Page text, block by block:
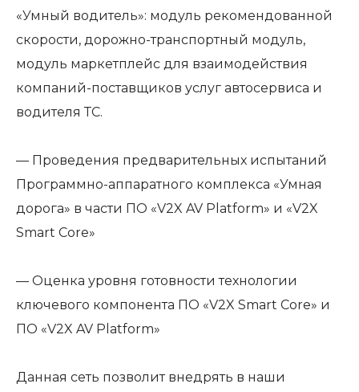
«Умный водитель»: модуль рекомендованной
скорости, дорожно-транспортный модуль,
модуль маркетплейс для взаимодействия
компаний-поставщиков услуг автосервиса и
водителя ТС.
— Проведения предварительных испытаний
Программно-аппаратного комплекса «Умная
дорога» в части ПО «V2X AV Platform» и «V2X
Smart Core»
— Оценка уровня готовности технологии
ключевого компонента ПО «V2X Smart Core» и
ПО «V2X AV Platform»
Данная сеть позволит внедрять в наши